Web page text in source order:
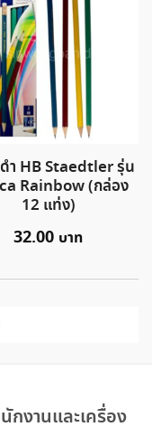
ำ HB Staedtler รุ่น
Rainbow (กล่อง
12 แท่ง)
32.00
งานและเครื่อง